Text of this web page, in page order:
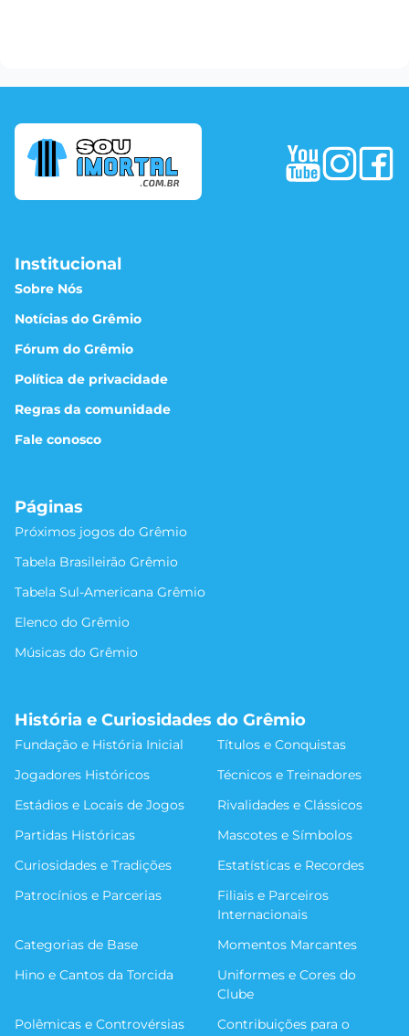
Institucional
Sobre Nós
Notícias do Grêmio
Fórum do Grêmio
Política de privacidade
Regras da comunidade
Fale conosco
Páginas
Próximos jogos do Grêmio
Tabela Brasileirão Grêmio
Tabela Sul-Americana Grêmio
Elenco do Grêmio
Músicas do Grêmio
História e Curiosidades do Grêmio
Fundação e História Inicial
Títulos e Conquistas
Jogadores Históricos
Técnicos e Treinadores
Estádios e Locais de Jogos
Rivalidades e Clássicos
Partidas Históricas
Mascotes e Símbolos
Curiosidades e Tradições
Estatísticas e Recordes
Patrocínios e Parcerias
Filiais e Parceiros
Internacionais
Categorias de Base
Momentos Marcantes
Hino e Cantos da Torcida
Uniformes e Cores do
Clube
Polêmicas e Controvérsias
Contribuições para o